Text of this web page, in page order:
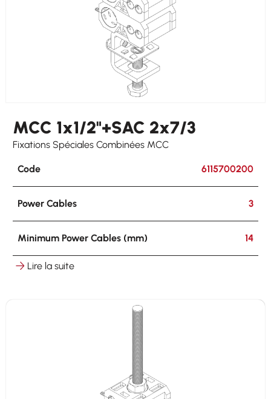
MCC 1x1/2"+SAC 2x7/3
Fixations Spéciales Combinées MCC
Code 6115700200
Power Cables 3
Minimum Power Cables (mm) 14
Maximum Power Cables (mm)
on round ø 8-25 mm on flat 3-25 mm
Lire la suite